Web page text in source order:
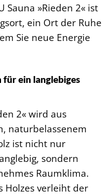
Sauna »Rieden 2« ist
ein Ort der Ruhe
Sie neue Energie
ein langlebiges
2« wird aus
naturbelassenem
ist nicht nur
sondern
Raumklima.
Holzes verleiht der